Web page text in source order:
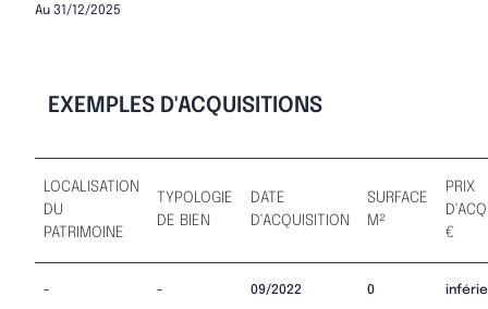
Au 31/12/2025
EXEMPLES D'ACQUISITIONS
LOCALISATION
DU
PATRIMOINE
TYPOLOGIE
DE BIEN
DATE
D'ACQUISITION
SURFACE
M²
PRIX
€
- - 09/2022 0